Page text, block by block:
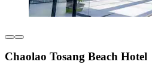
Chaolao Tosang Beach Hotel